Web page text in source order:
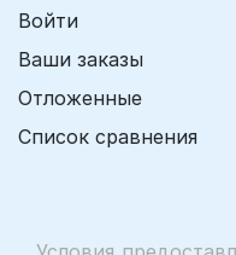
Войти
Ваши заказы
Отложенные
Список сравнения